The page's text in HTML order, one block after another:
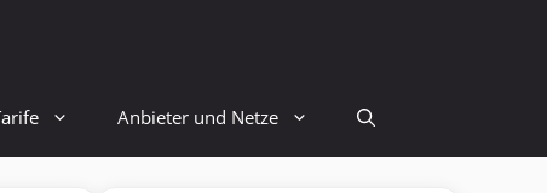
Anbieter und Netze